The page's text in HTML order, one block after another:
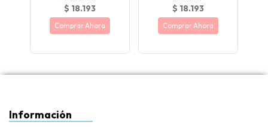
¡ LIQUIDACIÓN !
$ 18.193
Comprar Ahora
¡ LIQUIDACIÓN !
$ 18.193
Comprar Ahora
Información